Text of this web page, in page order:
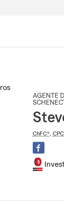
AGENTE
ChFC®,